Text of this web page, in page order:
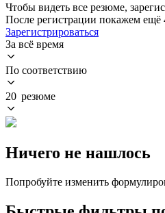
Чтобы видеть все резюме,
После регистрации покажем ещё
Зарегистрироваться
За всё время
По соответствию
20 резюме
Ничего не нашлось
Попробуйте изменить